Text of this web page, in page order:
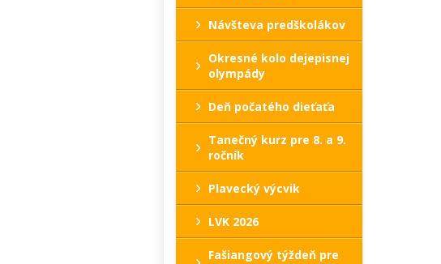
Návšteva predškolákov
Okresné kolo dejepisnej
olympády
Deň počatého dieťaťa
Tanečný kurz pre 8. a 9.
ročník
Plavecký výcvik
LVK 2026
Fašiangový týždeň pre